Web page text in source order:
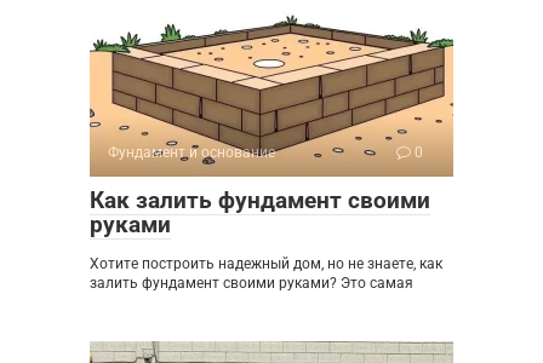
Фундамент и основание 0
Как залить фундамент своими
руками
Хотите построить надежный дом, но не знаете, как
залить фундамент своими руками? Это самая